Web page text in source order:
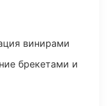
винирами
брекетами и